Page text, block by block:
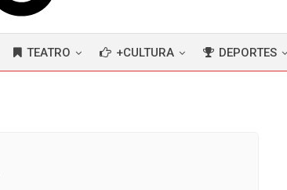
TEATRO +CULTURA DEPORTES